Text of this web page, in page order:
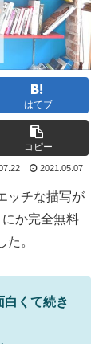
はてブ
コピー
2021.05.07
ッチな描写が
か完全無料
。
白くて続き